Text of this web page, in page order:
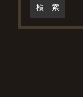
検 索